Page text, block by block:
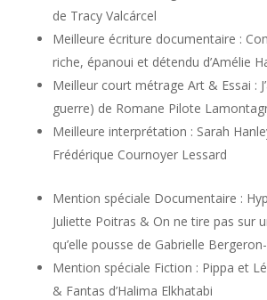
de Tracy Valcárcel
Meilleure écriture documentaire :
riche, épanoui et détendu d’Amélie
Meilleur court métrage Art & Essai :
guerre) de Romane Pilote
Meilleure interprétation : Sarah
Frédérique Cournoyer Lessard
Mention spéciale Documentaire :️
Juliette Poitras & On ne tire pas sur
qu’elle pousse de Gabrielle
Mention spéciale Fiction :️ Pippa et
& Fantas d’Halima Elkhatabi